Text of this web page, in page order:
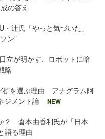
の答え
辻氏「やっと気づいた」
ン”
立が明かす、ロボットに暗
略
”を選ぶ理由 アナグラム阿
ジメント論
NEW
？ 倉本由香利氏が「日本
語る理由